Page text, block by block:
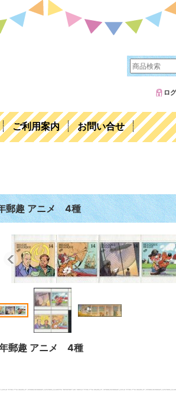
ロ
ご利用案内 お問い合せ
郵趣 アニメ 4種
郵趣 アニメ 4種